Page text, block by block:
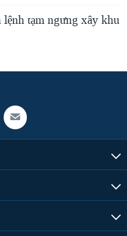
tạm ngưng xây khu